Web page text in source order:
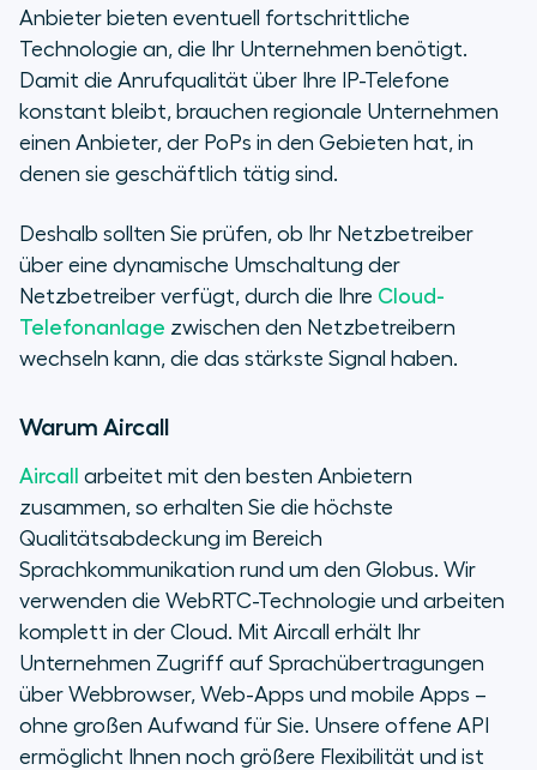
Anbieter bieten eventuell fortschrittliche
Technologie an, die Ihr Unternehmen benötigt.
Damit die Anrufqualität über Ihre IP-Telefone
konstant bleibt, brauchen regionale Unternehmen
einen Anbieter, der PoPs in den Gebieten hat, in
denen sie geschäftlich tätig sind.
Deshalb sollten Sie prüfen, ob Ihr Netzbetreiber
über eine dynamische Umschaltung der
Netzbetreiber verfügt, durch die Ihre Cloud-
Telefonanlage zwischen den Netzbetreibern
wechseln kann, die das stärkste Signal haben.
Warum Aircall
Aircall
arbeitet mit den besten Anbietern
zusammen, so erhalten Sie die höchste
Qualitätsabdeckung im Bereich
Sprachkommunikation rund um den Globus. Wir
verwenden die WebRTC-Technologie und arbeiten
komplett in der Cloud. Mit Aircall erhält Ihr
Unternehmen Zugriff auf Sprachübertragungen
über Webbrowser, Web-Apps und mobile Apps –
ohne großen Aufwand für Sie. Unsere offene API
ermöglicht Ihnen noch größere Flexibilität und ist